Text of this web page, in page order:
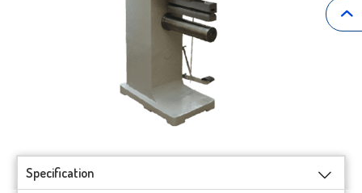
Specification